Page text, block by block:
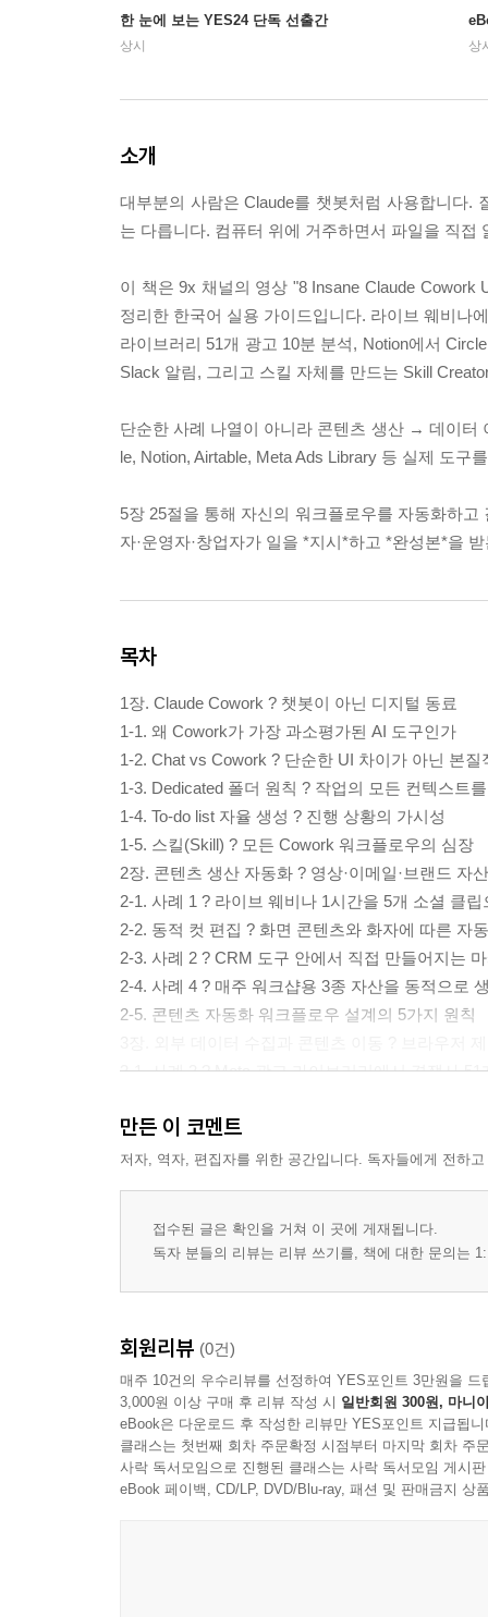
한 눈에 보는 YES24 단독 선출간
상시 상
소개
대부분의 사람은 Claude를 챗봇처럼 사용합니다.
는 다릅니다. 컴퓨터 위에 거주하면서 파일을 직
이 책은 9x 채널의 영상 "8 Insane Claude
정리한 한국어 실용 가이드입니다. 라이브 웨비나
라이브러리 51개 광고 10분 분석, Notion에서
Slack 알림, 그리고 스킬 자체를 만드는 Skill
단순한 사례 나열이 아니라 콘텐츠 생산 → 데이
le, Notion, Airtable, Meta Ads Library 등 실제 도
5장 25절을 통해 자신의 워크플로우를 자동화하
자·운영자·창업자가 일을 *지시*하고 *완성본*을
목차
1장. Claude Cowork ? 챗봇이 아닌 디지털 동료
1-1. 왜 Cowork가 가장 과소평가된 AI 도구인가
1-2. Chat vs Cowork ? 단순한 UI 차이가 아닌 본질
1-3. Dedicated 폴더 원칙 ? 작업의 모든 컨텍스트
1-4. To-do list 자율 생성 ? 진행 상황의 가시성
1-5. 스킬(Skill) ? 모든 Cowork 워크플로우의 심장
2장. 콘텐츠 생산 자동화 ? 영상·이메일·브랜드 자산
2-1. 사례 1 ? 라이브 웨비나 1시간을 5개 소셜 클
2-2. 동적 컷 편집 ? 화면 콘텐츠와 화자에 따른 자
2-3. 사례 2 ? CRM 도구 안에서 직접 만들어지는
2-4. 사례 4 ? 매주 워크샵용 3종 자산을 동적으로
2-5. 콘텐츠 자동화 워크플로우 설계의 5가지 원칙
3-1. 사례 3 ? Meta 광고 라이브러리에서 경쟁사
3-3. 사례 5 ? Notion 튜토리얼을 Circle 커뮤니티로
3-4. 도구 간 연결의 4가지 패턴
4-1. 사례 6 ? 워크샵 피드백 CSV를 임원용 보고서
4-3. 사례 7 ? Gmail 28개 중 진짜 중요한 1개만
4-5. 상태 저장(stateful) 워크플로우 설계의 핵심
5장. 나만의 스킬을 만들어 회사 전체로 확장
5-1. 사례 8 ? Skill Creator 스킬로 한 번의 대화를
5-2. 좋은 스킬을 만들기 위한 4단계 반복 원칙
5-3. skill.md + reference files ? 스킬 내부 구조 해부
5-4. 외부 스킬을 내 환경에 맞게 가져오기
만든 이 코멘트
저자, 역자, 편집자를 위한 공간입니다. 독자들에게 전하
접수된 글은 확인을 거쳐 이 곳에 게재됩니다.
독자 분들의 리뷰는 리뷰 쓰기를, 책에 대한 문의는
회원리뷰 (0건)
매주 10건의 우수리뷰를 선정하여 YES포인트 3만원을 드
3,000원 이상 구매 후 리뷰 작성 시 일반회원 300원, 마니
eBook은 다운로드 후 작성한 리뷰만 YES포인트 지급됩니
클래스는 첫번째 회차 주문확정 시점부터 마지막 회차 주
사락 독서모임으로 진행된 클래스는 사락 독서모임 게시
eBook 페이백, CD/LP, DVD/Blu-ray, 패션 및 판매금지 상